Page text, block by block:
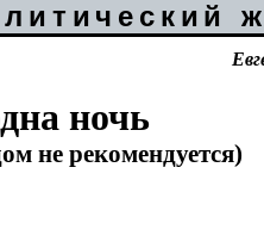
ночь
не рекомендуется)